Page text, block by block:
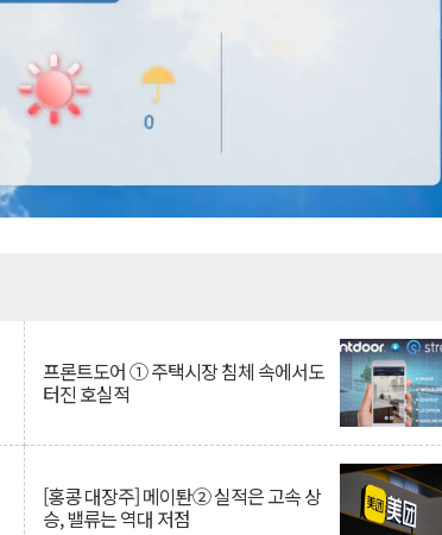
프론트도어 ① 주택시장 침체 속에서도
터진 호실적
[홍콩 대장주] 메이퇀② 실적은 고속 상
승, 밸류는 역대 저점